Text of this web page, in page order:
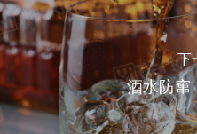
下
酒水防窜